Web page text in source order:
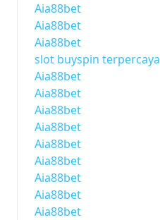
Aia88bet
Aia88bet
Aia88bet
slot buyspin terpercaya
Aia88bet
Aia88bet
Aia88bet
Aia88bet
Aia88bet
Aia88bet
Aia88bet
Aia88bet
Aia88bet